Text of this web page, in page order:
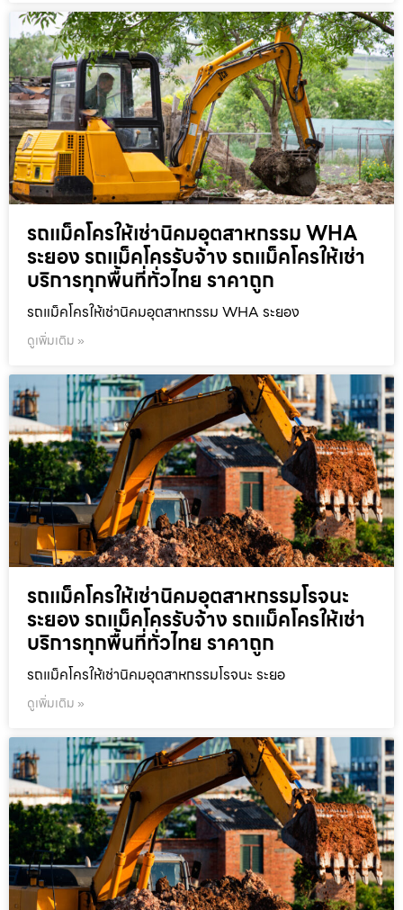
รถแม็คโครให้เช่านิคมอุตสาหกรรม WHA
ระยอง รถแม็คโครรับจ้าง รถแม็คโครให้เช่า
บริการทุกพื้นที่ทั่วไทย ราคาถูก
รถแม็คโครให้เช่านิคมอุตสาหกรรม WHA ระยอง
ดูเพิ่มเติม »
รถแม็คโครให้เช่านิคมอุตสาหกรรมโรจนะ
ระยอง รถแม็คโครรับจ้าง รถแม็คโครให้เช่า
บริการทุกพื้นที่ทั่วไทย ราคาถูก
รถแม็คโครให้เช่านิคมอุตสาหกรรมโรจนะ ระยอ
ดูเพิ่มเติม »